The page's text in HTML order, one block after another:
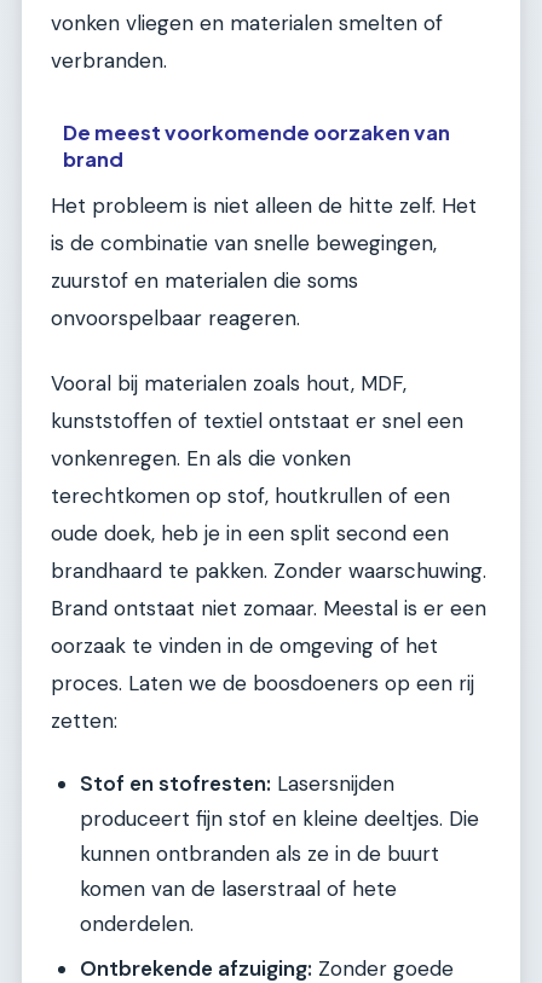
vonken vliegen en materialen smelten of
verbranden.
De meest voorkomende oorzaken van
brand
Het probleem is niet alleen de hitte zelf. Het
is de combinatie van snelle bewegingen,
zuurstof en materialen die soms
onvoorspelbaar reageren.
Vooral bij materialen zoals hout, MDF,
kunststoffen of textiel ontstaat er snel een
vonkenregen. En als die vonken
terechtkomen op stof, houtkrullen of een
oude doek, heb je in een split second een
brandhaard te pakken. Zonder waarschuwing.
Brand ontstaat niet zomaar. Meestal is er een
oorzaak te vinden in de omgeving of het
proces. Laten we de boosdoeners op een rij
zetten:
Stof en stofresten: Lasersnijden
produceert fijn stof en kleine deeltjes. Die
kunnen ontbranden als ze in de buurt
komen van de laserstraal of hete
onderdelen.
Ontbrekende afzuiging: Zonder goede